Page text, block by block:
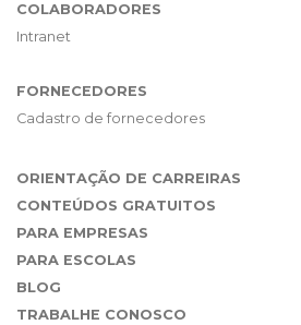
COLABORADORES
Intranet
FORNECEDORES
Cadastro de fornecedores
ORIENTAÇÃO DE CARREIRAS
CONTEÚDOS GRATUITOS
PARA EMPRESAS
PARA ESCOLAS
BLOG
TRABALHE CONOSCO